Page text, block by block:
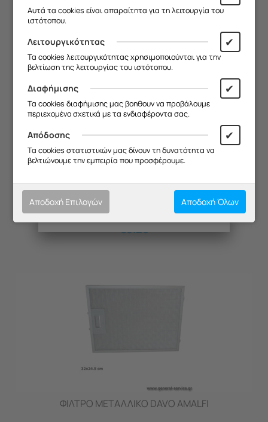
Κωδικός:
Μη Διαθέσιμο
€9.28
ΦΙΛΤΡΟ ΜΕΤΑΛΛΙΚΟ DAVO AMALFI
Αυτά τα cookies είναι απαραίτητα για τη λειτουργία του
ιστότοπου.
Λειτουργικότητας ✔
Τα cookies λειτουργικότητας χρησιμοποιούνται για την
βελτίωση της λειτουργίας του ιστότοπου.
Διαφήμισης ✔
Τα cookies διαφήμισης μας βοηθουν να προβάλουμε
περιεχομένο σχετικά με τα ενδιαφέροντα σας.
Απόδοσης ✔
Τα cookies στατιστικών μας δίνουν τη δυνατότητα να
βελτιώνουμε την εμπειρία που προσφέρουμε.
Αποδοχή Επιλογών Αποδοχή Όλων
Σας ευχαριστούμε για την
κατανόηση και σας ευχόμαστε καλό
καλοκαίρι!
Θα θέλαμε να σας ενημερώσουμε ότι
η επιχείρησή μας θα παραμείνει
κλειστή από13/08 έως και 18/08
Θα είμαστε ξανά κοντά σας από
19/08.
κατανόηση και σας ευχόμαστε καλό